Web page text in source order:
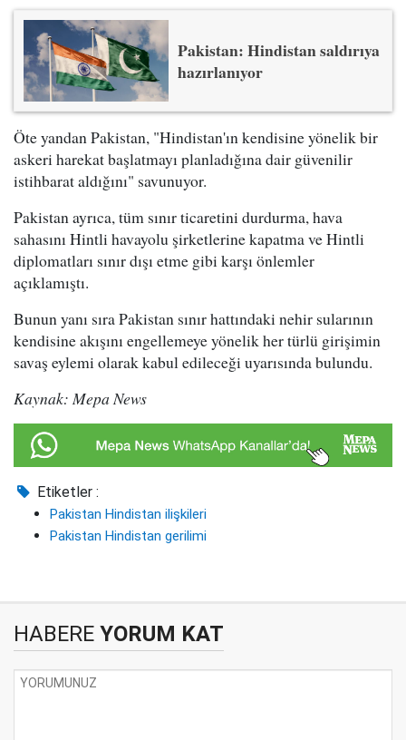
Pakistan: Hindistan saldırıya
hazırlanıyor
Öte yandan Pakistan, "Hindistan'ın kendisine yönelik bir
askeri harekat başlatmayı planladığına dair güvenilir
istihbarat aldığını" savunuyor.
Pakistan ayrıca, tüm sınır ticaretini durdurma, hava
sahasını Hintli havayolu şirketlerine kapatma ve Hintli
diplomatları sınır dışı etme gibi karşı önlemler
açıklamıştı.
Bunun yanı sıra Pakistan sınır hattındaki nehir sularının
kendisine akışını engellemeye yönelik her türlü girişimin
savaş eylemi olarak kabul edileceği uyarısında bulundu.
Kaynak: Mepa News
Etiketler :
Pakistan Hindistan ilişkileri
Pakistan Hindistan gerilimi
HABERE YORUM KAT